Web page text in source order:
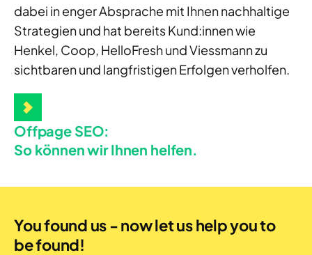
dabei in enger Absprache mit Ihnen nachhaltige
Strategien und hat bereits Kund:innen wie
Henkel, Coop, HelloFresh und Viessmann zu
sichtbaren und langfristigen Erfolgen verholfen.
Offpage SEO:
So können wir Ihnen helfen.
You found us - now let us help you to
be found!